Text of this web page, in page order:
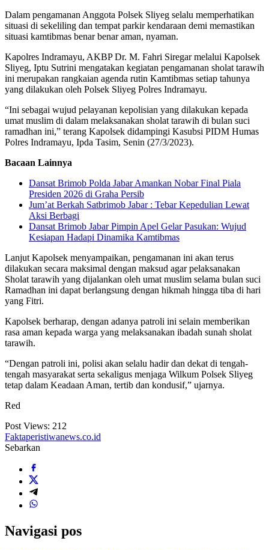
Dalam pengamanan Anggota Polsek Sliyeg selalu memperhatikan
situasi di sekeliling dan tempat parkir kendaraan demi memastikan
situasi kamtibmas benar benar aman, nyaman.
Kapolres Indramayu, AKBP Dr. M. Fahri Siregar melalui Kapolsek
Sliyeg, Iptu Sutrini mengatakan kegiatan pengamanan sholat tarawih
ini merupakan rangkaian agenda rutin Kamtibmas setiap tahunya
yang dilakukan oleh Polsek Sliyeg Polres Indramayu.
“Ini sebagai wujud pelayanan kepolisian yang dilakukan kepada
umat muslim di dalam melaksanakan sholat tarawih di bulan suci
ramadhan ini,” terang Kapolsek didampingi Kasubsi PIDM Humas
Polres Indramayu, Ipda Tasim, Senin (27/3/2023).
Bacaan Lainnya
Dansat Brimob Polda Jabar Amankan Nobar Final Piala
Presiden 2026 di Graha Persib
Jum’at Berkah Satbrimob Jabar : Tebar Kepedulian Lewat
Aksi Berbagi
Dansat Brimob Jabar Pimpin Apel Gelar Pasukan: Wujud
Kesiapan Hadapi Dinamika Kamtibmas
Lanjut Kapolsek menyampaikan, pengamanan ini akan terus
dilakukan secara maksimal dengan maksud agar pelaksanakan
Sholat tarawih yang dijalankan oleh umat muslim selama bulan suci
Ramadhan ini dapat berlangsung dengan hikmah hingga tiba di hari
yang Fitri.
Kapolsek berharap, dengan adanya patroli ini selain memberikan
rasa aman kepada warga yang melaksanakan ibadah sunah sholat
tarawih.
“Dengan patroli ini, polisi akan selalu hadir dan dekat di tengah-
tengah masyarakat serta sekaligus menjaga Wilkum Polsek Sliyeg
tetap dalam Keadaan Aman, tertib dan kondusif,” ujarnya.
Red
Post Views: 212
Faktaperistiwanews.co.id
Sebarkan
Navigasi pos